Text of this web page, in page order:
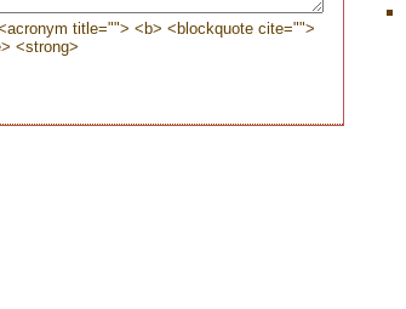
title=""> <b> <blockquote cite="">
<strong>